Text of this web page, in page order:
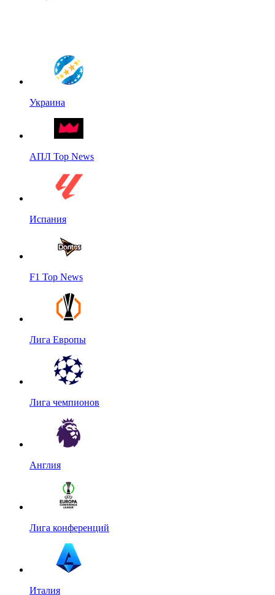
Украина
АПЛ Top News
Испания
F1 Top News
Лига Европы
Лига чемпионов
Англия
Лига конференций
Италия